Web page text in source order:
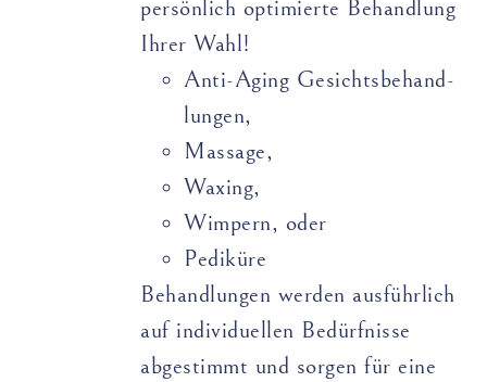
persönlich optimierte Behandlung
Ihrer Wahl!
Anti-Aging Gesichts­­­­behand­­
lungen,
Massage,
Waxing,
Wimpern, oder
Pediküre
Behandlungen werden ausführlich
auf individuellen Bedürfnisse
abgestimmt und sorgen für eine